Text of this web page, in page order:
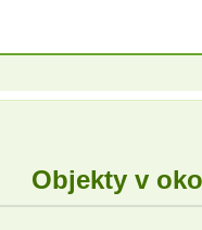
Objekty v